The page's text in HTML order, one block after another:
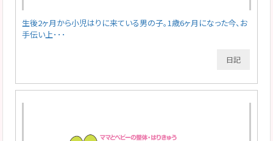
生後2ヶ月から小児はりに来ている男の子。1歳6ヶ月になった今、お
手伝い上･･･
日記